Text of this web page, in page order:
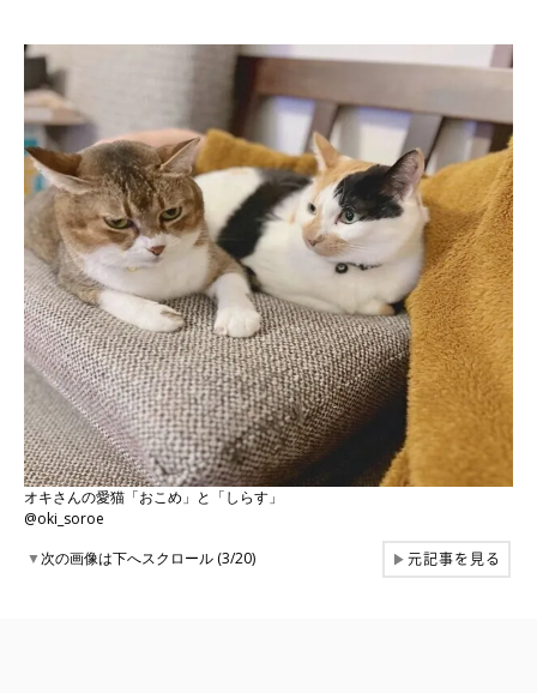
オキさんの愛猫「おこめ」と「しらす」
@oki_soroe
▼次の画像は下へスクロール (3/20) ▶元記事を見る